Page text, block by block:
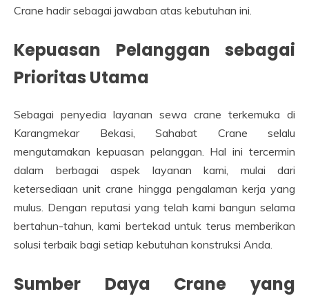
Crane hadir sebagai jawaban atas kebutuhan ini.
Kepuasan Pelanggan sebagai
Prioritas Utama
Sebagai penyedia layanan sewa crane terkemuka di
Karangmekar Bekasi, Sahabat Crane selalu
mengutamakan kepuasan pelanggan. Hal ini tercermin
dalam berbagai aspek layanan kami, mulai dari
ketersediaan unit crane hingga pengalaman kerja yang
mulus. Dengan reputasi yang telah kami bangun selama
bertahun-tahun, kami bertekad untuk terus memberikan
solusi terbaik bagi setiap kebutuhan konstruksi Anda.
Sumber Daya Crane yang